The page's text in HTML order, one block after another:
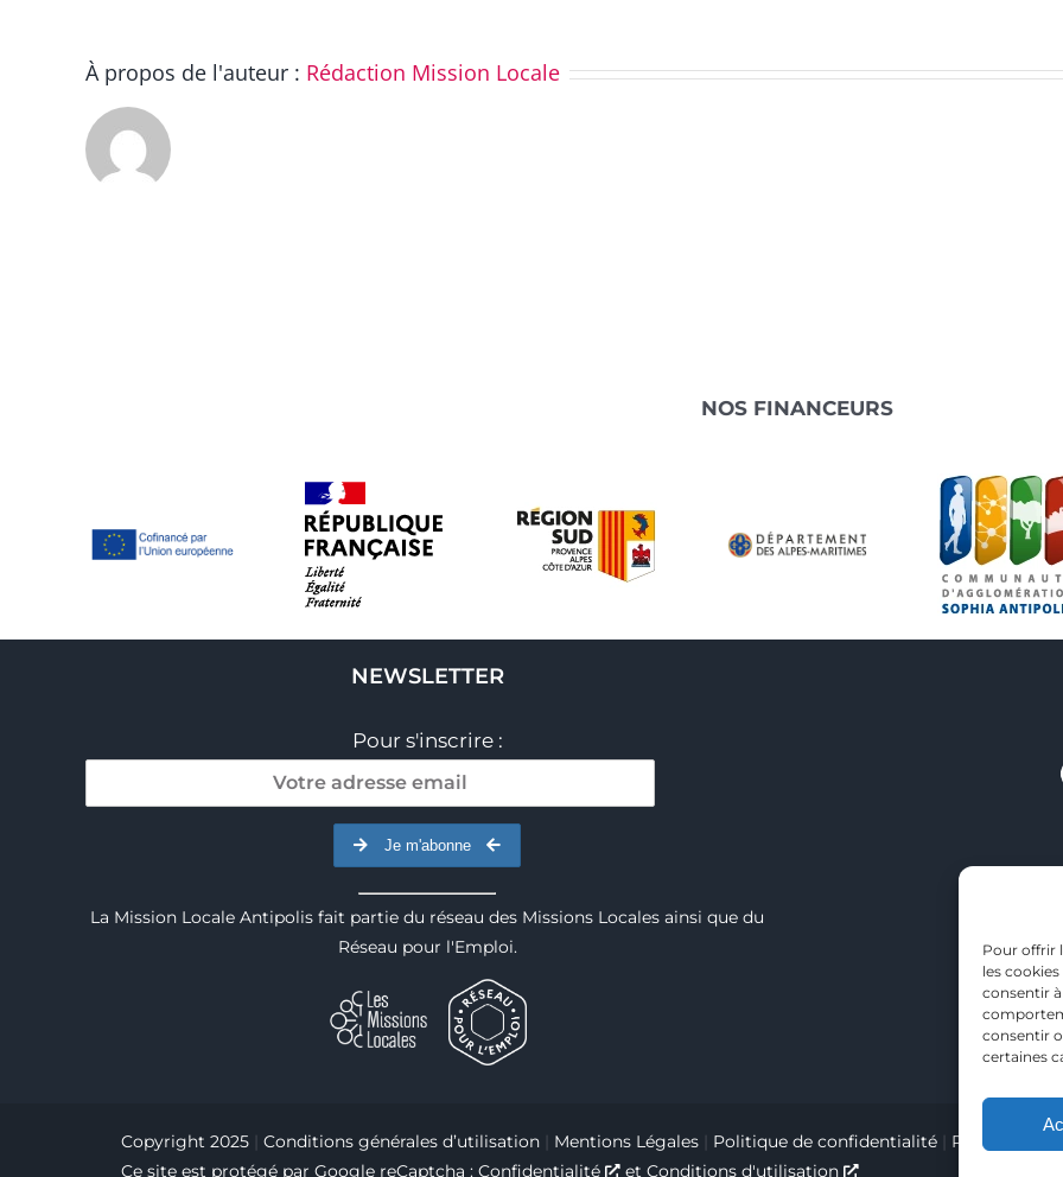
Pour offrir
les
consentir
consentir
certaines
À propos de l'auteur : Rédaction Mission Locale
NOS FINANCEURS
NEWSLETTER
Pour s'inscrire :
Je m'abonne
La Mission Locale Antipolis fait partie du réseau des Missions Locales ainsi que du
Réseau pour l'Emploi.
Copyright 2025| Conditions générales d’utilisation| Mentions Légales| Politique de confidentialité| Plan du site
Ce site est protégé par Google reCaptcha : Confidentialité et Conditions d'utilisation